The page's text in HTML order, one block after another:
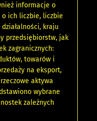
informacje o
o ich liczbie, liczbie
kraju
przedsiębiorstw, jak
zagranicznych:
towarów i
na eksport,
aktywa
wybrane
zależnych